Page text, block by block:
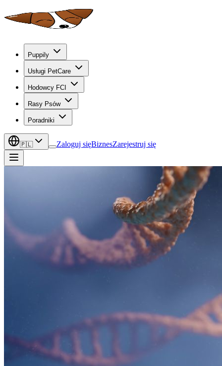
Puppily
Usługi PetCare
Hodowcy FCI
Rasy Psów
Poradniki
🇵🇱 Zaloguj sięBiznesZarejestruj się